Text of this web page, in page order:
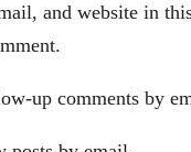
and website in
up comments by